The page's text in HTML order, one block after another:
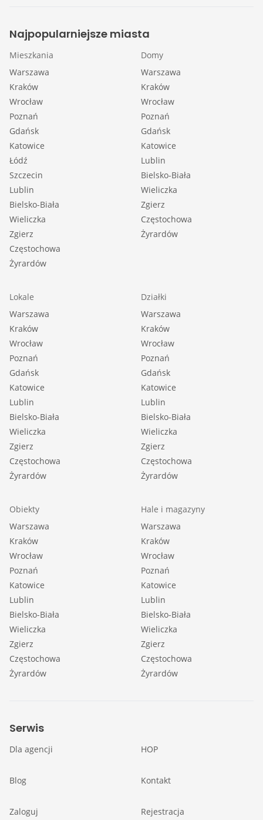
Najpopularniejsze miasta
Mieszkania
Warszawa
Kraków
Wrocław
Poznań
Gdańsk
Katowice
Łódź
Szczecin
Lublin
Bielsko-Biała
Wieliczka
Zgierz
Częstochowa
Żyrardów
Domy
Warszawa
Kraków
Wrocław
Poznań
Gdańsk
Katowice
Lublin
Bielsko-Biała
Wieliczka
Zgierz
Częstochowa
Żyrardów
Lokale
Warszawa
Kraków
Wrocław
Poznań
Gdańsk
Katowice
Lublin
Bielsko-Biała
Wieliczka
Zgierz
Częstochowa
Żyrardów
Działki
Warszawa
Kraków
Wrocław
Poznań
Gdańsk
Katowice
Lublin
Bielsko-Biała
Wieliczka
Zgierz
Częstochowa
Żyrardów
Obiekty
Warszawa
Kraków
Wrocław
Poznań
Katowice
Lublin
Bielsko-Biała
Wieliczka
Zgierz
Częstochowa
Żyrardów
Hale i magazyny
Warszawa
Kraków
Wrocław
Poznań
Katowice
Lublin
Bielsko-Biała
Wieliczka
Zgierz
Częstochowa
Żyrardów
Serwis
Dla agencji HOP
Blog Kontakt
Zaloguj Rejestracja